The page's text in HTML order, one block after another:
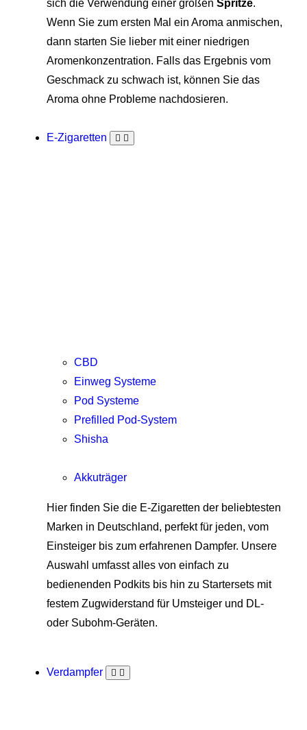
sich die Verwendung einer großen Spritze.
Wenn Sie zum ersten Mal ein Aroma anmischen,
dann starten Sie lieber mit einer niedrigen
Aromenkonzentration. Falls das Ergebnis vom
Geschmack zu schwach ist, können Sie das
Aroma ohne Probleme nachdosieren.
E-Zigaretten
CBD
Einweg Systeme
Pod Systeme
Prefilled Pod-System
Shisha
Akkuträger
Hier finden Sie die E-Zigaretten der beliebtesten
Marken in Deutschland, perfekt für jeden, vom
Einsteiger bis zum erfahrenen Dampfer. Unsere
Auswahl umfasst alles von einfach zu
bedienenden Podkits bis hin zu Startersets mit
festem Zugwiderstand für Umsteiger und DL-
oder Subohm-Geräten.
Verdampfer